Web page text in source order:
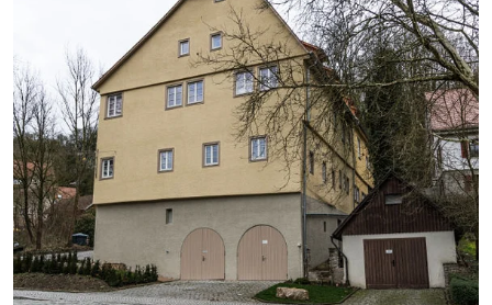
Nordansicht, Februar 2018. Foto: Dietmar Hencke (StadtA Schwäb.
Hall DIG 10603)